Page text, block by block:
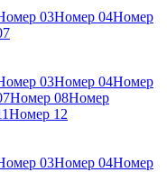
03Номер 04Номер
03Номер 04Номер
Номер 08Номер
Номер 12
03Номер 04Номер